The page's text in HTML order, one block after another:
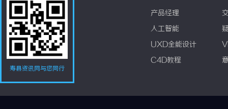
寿县资讯网与您同行
产品经理
人工智能
UXD全能设计
C4D教程